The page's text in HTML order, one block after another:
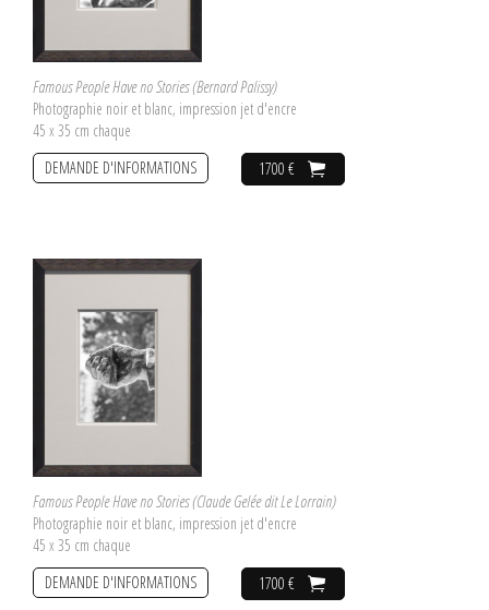
Famous People Have no Stories (Bernard Palissy)
Photographie noir et blanc, impression jet d'encre
45 x 35 cm chaque
1700 €
DEMANDE D'INFORMATIONS
Famous People Have no Stories (Claude Gelée dit Le Lorrain)
Photographie noir et blanc, impression jet d'encre
45 x 35 cm chaque
1700 €
DEMANDE D'INFORMATIONS